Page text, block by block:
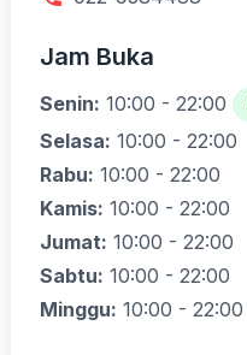
Jam Buka
Senin: 10:00 - 22:00
Selasa: 10:00 - 22:00
Rabu: 10:00 - 22:00
Kamis: 10:00 - 22:00
Jumat: 10:00 - 22:00
Sabtu: 10:00 - 22:00
Minggu: 10:00 - 22:00